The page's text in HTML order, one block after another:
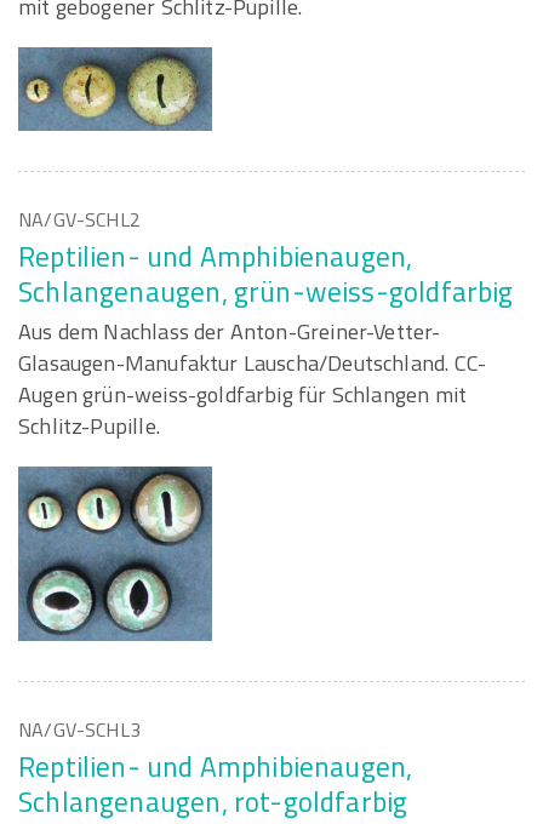
mit gebogener Schlitz-Pupille.
NA/GV-SCHL2
Reptilien- und Amphibienaugen,
Schlangenaugen, grün-weiss-goldfarbig
Aus dem Nachlass der Anton-Greiner-Vetter-
Glasaugen-Manufaktur Lauscha/Deutschland. CC-
Augen grün-weiss-goldfarbig für Schlangen mit
Schlitz-Pupille.
NA/GV-SCHL3
Reptilien- und Amphibienaugen,
Schlangenaugen, rot-goldfarbig